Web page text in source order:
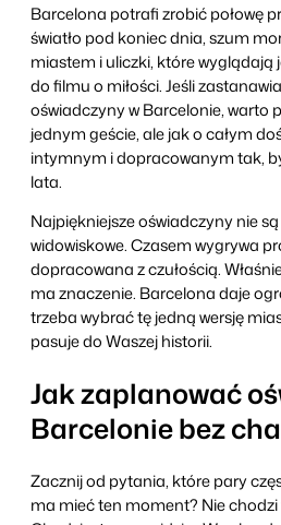
Barcelona potrafi zrobić połowę
światło pod koniec dnia, szum
miastem i uliczki, które
do filmu o miłości. Jeśli
oświadczyny w Barcelonie, warto
jednym geście, ale jak o całym
intymnym i dopracowanym tak,
lata.
Najpiękniejsze oświadczyny nie
widowiskowe. Czasem wygrywa
dopracowana z czułością.
ma znaczenie. Barcelona daje
trzeba wybrać tę jedną wersję
pasuje do Waszej historii.
Jak zaplanować
Barcelonie bez
Zacznij od pytania, które pary
ma mieć ten moment? Nie